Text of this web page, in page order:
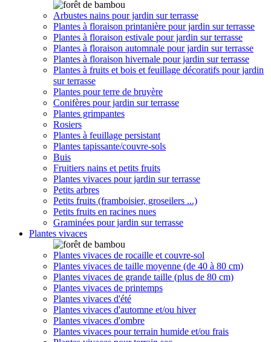
Arbustes nains pour jardin sur terrasse
Plantes à floraison printanière pour jardin sur terrasse
Plantes à floraison estivale pour jardin sur terrasse
Plantes à floraison automnale pour jardin sur terrasse
Plantes à floraison hivernale pour jardin sur terrasse
Plantes à fruits et bois et feuillage décoratifs pour jardin
sur terrasse
Plantes pour terre de bruyère
Conifères pour jardin sur terrasse
Plantes grimpantes
Rosiers
Plantes à feuillage persistant
Plantes tapissante/couvre-sols
Buis
Fruitiers nains et petits fruits
Plantes vivaces pour jardin sur terrasse
Petits arbres
Petits fruits (framboisier, groseilers ...)
Petits fruits en racines nues
Graminées pour jardin sur terrasse
Plantes vivaces
Plantes vivaces de rocaille et couvre-sol
Plantes vivaces de taille moyenne (de 40 à 80 cm)
Plantes vivaces de grande taille (plus de 80 cm)
Plantes vivaces de printemps
Plantes vivaces d'été
Plantes vivaces d'automne et/ou hiver
Plantes vivaces d'ombre
Plantes vivaces pour terrain humide et/ou frais